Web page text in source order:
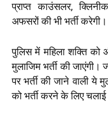
प्राप्त काउंसलर,
अफसरों की भी भर्ती करेगी।
पुलिस में महिला शक्ति
मुलाजिम भर्ती की
पर भर्ती की जाने वाली ये
को भर्ती करने के लिए चलाई